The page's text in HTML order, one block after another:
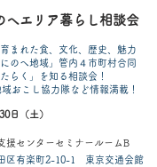
へエリア暮らし相談会
まれた食、文化、歴史、魅力
のへ地域」管内４市町村合同
らく」を知る相談会！
おこし協力隊など情報満載！
日（土）
援センターセミナールームB
有楽町2-10-1 東京交通会館